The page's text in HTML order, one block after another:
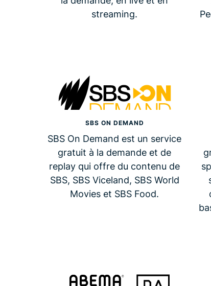
streaming.
SBS ON DEMAND
SBS On Demand est un service
gratuit à la demande et de
replay qui offre du contenu de
SBS, SBS Viceland, SBS World
Movies et SBS Food.